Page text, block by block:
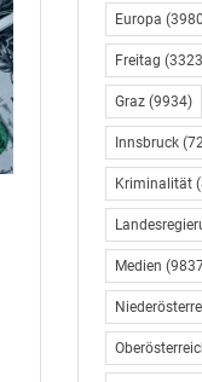
Europa
Freitag
Graz(9934)
Innsbruck
Kriminalität
Medien